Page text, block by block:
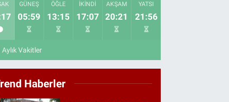
GÜNEŞ
05:59
ÖĞLE
13:15
İKINDI
17:07
AKŞAM
20:21
YATSI
21:56
Aylık Vakitler
Haberler